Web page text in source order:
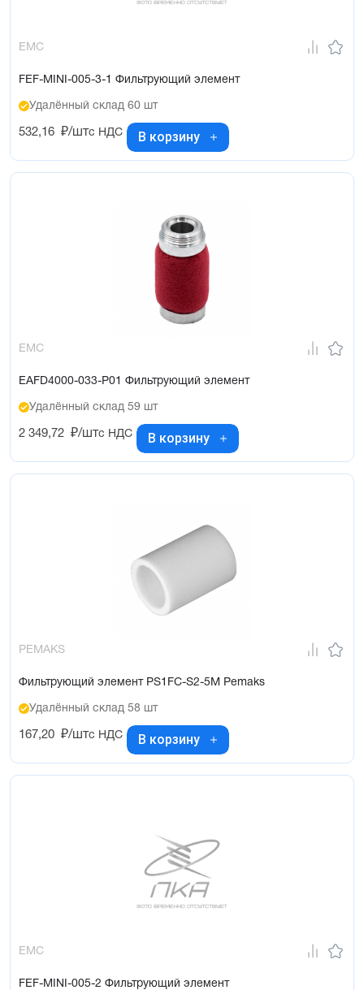
EMC
FEF-MINI-005-3-1 Фильтрующий элемент
Удалённый склад 60 шт
532,16 ₽/штс НДС В корзину
EMC
EAFD4000-033-P01 Фильтрующий элемент
Удалённый склад 59 шт
2 349,72 ₽/штс НДС В корзину
PEMAKS
Фильтрующий элемент PS1FC-S2-5M Pemaks
Удалённый склад 58 шт
167,20 ₽/штс НДС В корзину
EMC
FEF-MINI-005-2 Фильтрующий элемент